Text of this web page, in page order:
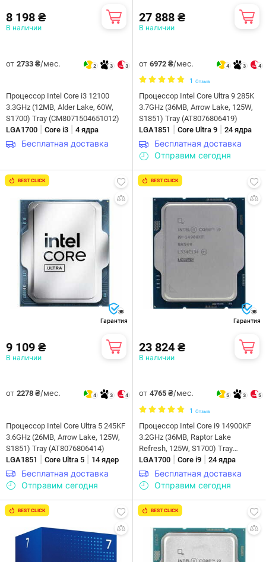
8 198 ₴
В наличии
от 2733 ₴/мес. 2 3 3
Процессор Intel Core i3 12100
3.3GHz (12MB, Alder Lake, 60W,
S1700) Tray (CM8071504651012)
LGA1700
Core i3 4 ядра
Бесплатная доставка
27 888 ₴
В наличии
от 6972 ₴/мес. 4 3 4
1 Отзыв
Процессор Intel Core Ultra 9 285K
3.7GHz (36MB, Arrow Lake, 125W,
S1851) Tray (AT8076806419)
LGA1851
Core Ultra 9 24 ядра
Бесплатная доставка
Отправим сегодня
BEST CLICK
36
Гарантия
9 109 ₴
В наличии
от 2278 ₴/мес. 4 3 4
Процессор Intel Core Ultra 5 245KF
3.6GHz (26MB, Arrow Lake, 125W,
S1851) Tray (AT8076806414)
LGA1851
Core Ultra 5 14 ядер
Бесплатная доставка
Отправим сегодня
BEST CLICK
36
Гарантия
23 824 ₴
В наличии
от 4765 ₴/мес. 5 3 5
1 Отзыв
Процессор Intel Core i9 14900KF
3.2GHz (36MB, Raptor Lake
Refresh, 125W, S1700) Tray
(CM8071505094018)
LGA1700 Core i9 24 ядра
Бесплатная доставка
Отправим сегодня
BEST CLICK BEST CLICK